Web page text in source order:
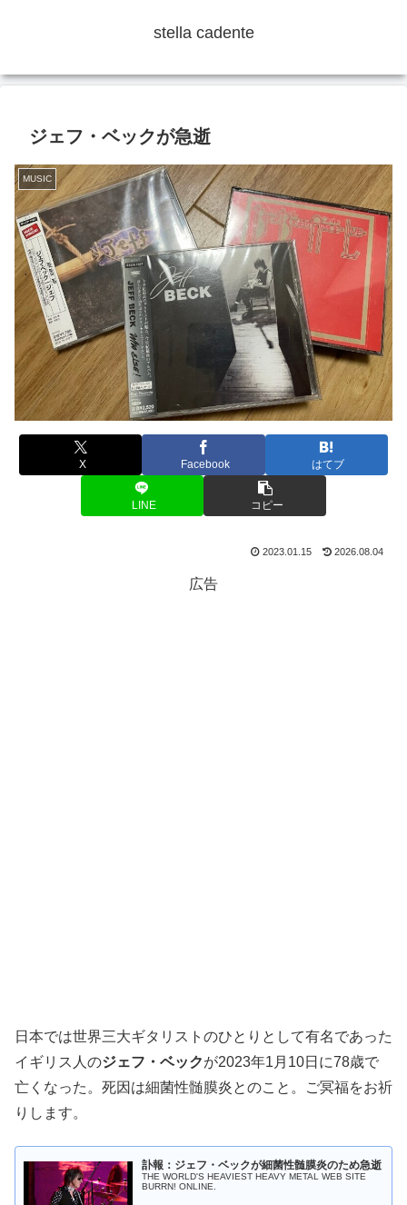
stella cadente
ジェフ・ベックが急逝
MUSIC
X Facebook はてブ
LINE コピー
2023.01.15 2026.08.04
広告
日本では世界三大ギタリストのひとりとして有名であった
イギリス人のジェフ・ベックが2023年1月10日に78歳で
亡くなった。死因は細菌性髄膜炎とのこと。ご冥福をお祈
りします。
訃報：ジェフ・ベックが細菌性髄膜炎のため急逝
THE WORLD'S HEAVIEST HEAVY METAL WEB SITE
BURRN! ONLINE.